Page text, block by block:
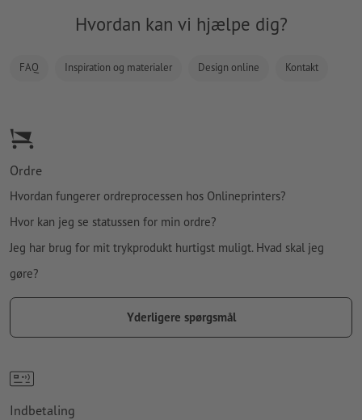
Hvordan kan vi hjælpe dig?
FAQ Inspiration og materialer Design online Kontakt
Ordre
Hvordan fungerer ordreprocessen hos Onlineprinters?
Hvor kan jeg se statussen for min ordre?
Jeg har brug for mit trykprodukt hurtigst muligt. Hvad skal jeg
gøre?
Yderligere spørgsmål
Indbetaling